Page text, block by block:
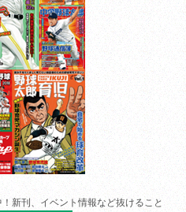
新刊、イベント情報など抜けること